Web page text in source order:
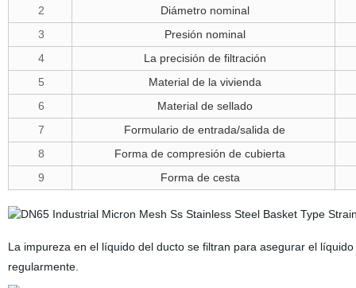
2
Diámetro nominal
3
Presión nominal
4
La precisión de filtración
5
Material de la vivienda
6
Material de sellado
7
Formulario de entrada/salida de
8
Forma de compresión de cubierta
9
Forma de cesta
La impureza en el líquido del ducto se filtran para asegurar el
regularmente.